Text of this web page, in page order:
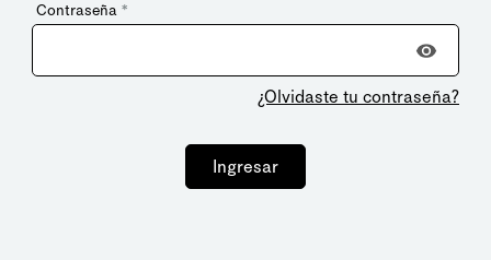
Contraseña *
¿Olvidaste tu contraseña?
Ingresar